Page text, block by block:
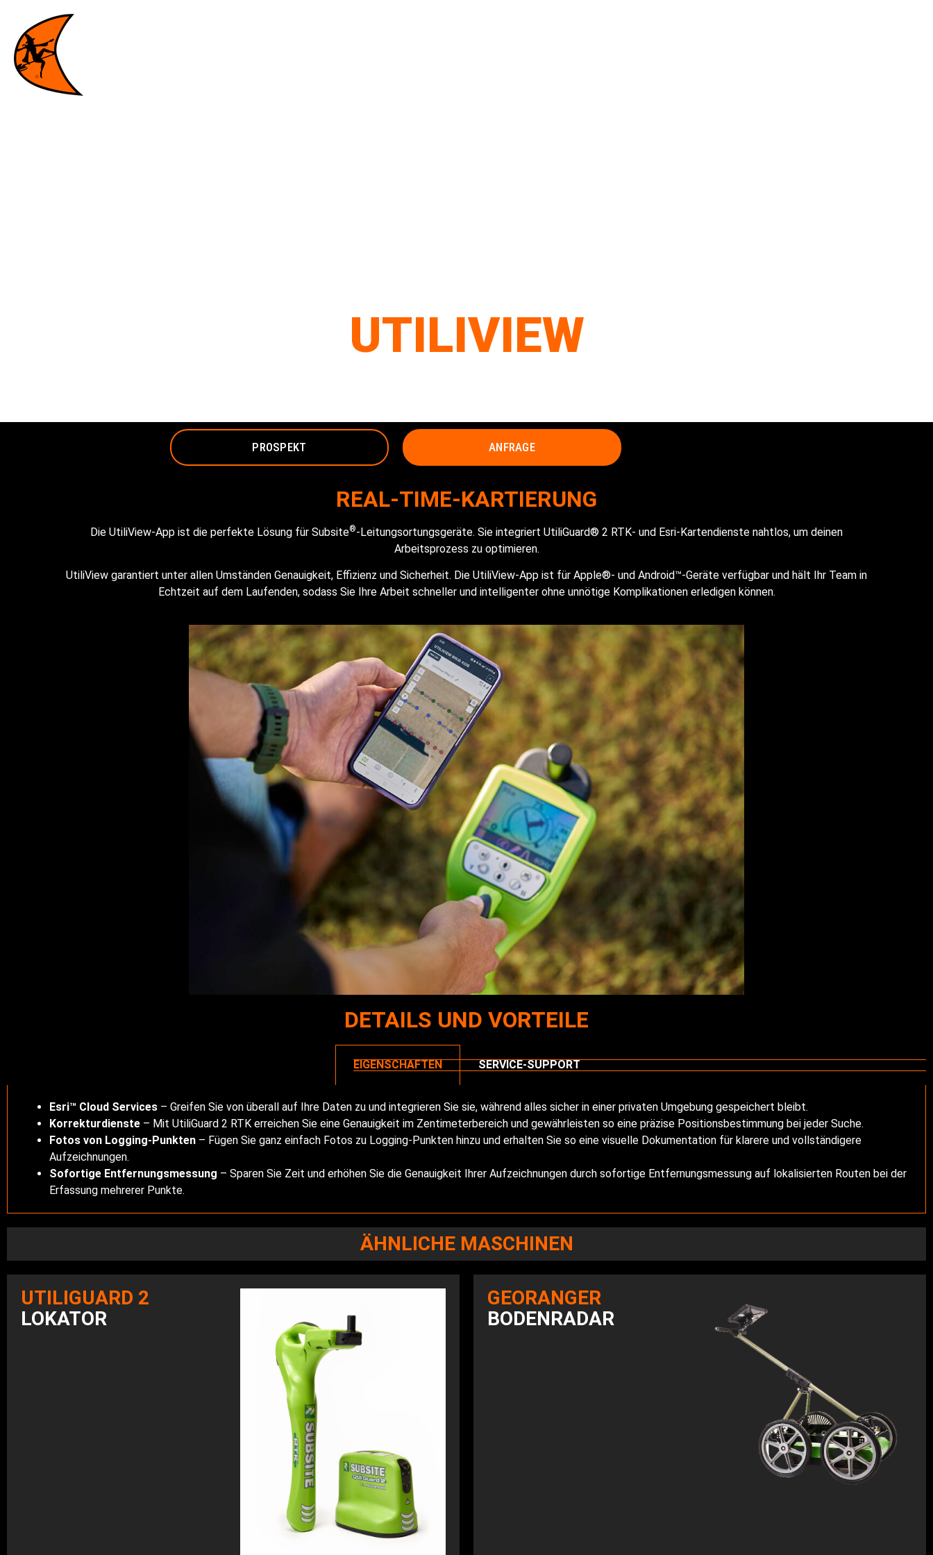
UTILIVIEW
PROSPEKT ANFRAGE
REAL-TIME-KARTIERUNG
Die UtiliView-App ist die perfekte Lösung für Subsite®-Leitungsortungsgeräte. Sie integriert UtiliGuard® 2 RTK- und Esri-Kartendienste nahtlos, um deinen
Arbeitsprozess zu optimieren.
UtiliView garantiert unter allen Umständen Genauigkeit, Effizienz und Sicherheit. Die UtiliView-App ist für Apple®- und Android™-Geräte verfügbar und hält Ihr Team in
Echtzeit auf dem Laufenden, sodass Sie Ihre Arbeit schneller und intelligenter ohne unnötige Komplikationen erledigen können.
DETAILS UND VORTEILE
EIGENSCHAFTEN SERVICE-SUPPORT
Esri™ Cloud Services – Greifen Sie von überall auf Ihre Daten zu und integrieren Sie sie, während alles sicher in einer privaten Umgebung gespeichert bleibt.
Korrekturdienste – Mit UtiliGuard 2 RTK erreichen Sie eine Genauigkeit im Zentimeterbereich und gewährleisten so eine präzise Positionsbestimmung bei jeder Suche.
Fotos von Logging-Punkten – Fügen Sie ganz einfach Fotos zu Logging-Punkten hinzu und erhalten Sie so eine visuelle Dokumentation für klarere und vollständigere
Aufzeichnungen.
Sofortige Entfernungsmessung – Sparen Sie Zeit und erhöhen Sie die Genauigkeit Ihrer Aufzeichnungen durch sofortige Entfernungsmessung auf lokalisierten Routen bei der
Erfassung mehrerer Punkte.
ÄHNLICHE MASCHINEN
UTILIGUARD 2
LOKATOR
GEORANGER
BODENRADAR